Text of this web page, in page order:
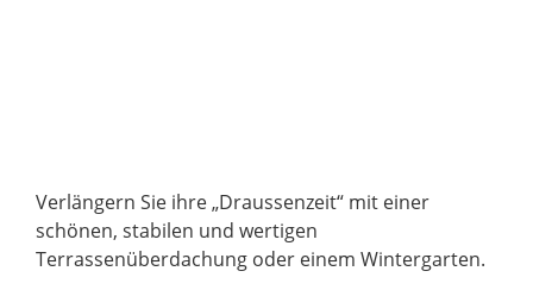
Verlängern Sie ihre „Draussenzeit“ mit einer
schönen, stabilen und wertigen
Terrassenüberdachung oder einem Wintergarten.